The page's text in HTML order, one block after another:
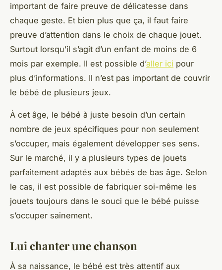
important de faire preuve de délicatesse dans
chaque geste. Et bien plus que ça, il faut faire
preuve d’attention dans le choix de chaque jouet.
Surtout lorsqu’il s’agit d’un enfant de moins de 6
mois par exemple. Il est possible d’aller ici pour
plus d’informations. Il n’est pas important de couvrir
le bébé de plusieurs jeux.
À cet âge, le bébé à juste besoin d’un certain
nombre de jeux spécifiques pour non seulement
s’occuper, mais également développer ses sens.
Sur le marché, il y a plusieurs types de jouets
parfaitement adaptés aux bébés de bas âge. Selon
le cas, il est possible de fabriquer soi-même les
jouets toujours dans le souci que le bébé puisse
s’occuper sainement.
Lui chanter une chanson
À sa naissance, le bébé est très attentif aux